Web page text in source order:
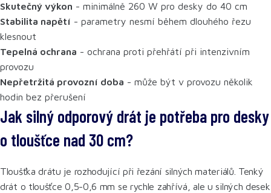
Skutečný výkon - minimálně 260 W pro desky do 40 cm
Stabilita napětí - parametry nesmí během dlouhého řezu
klesnout
Tepelná ochrana - ochrana proti přehřátí při intenzivním
provozu
Nepřetržitá provozní doba - může být v provozu několik
hodin bez přerušení
Jak silný odporový drát je potřeba pro desky
o tloušťce nad 30 cm?
Tloušťka drátu je rozhodující při řezání silných materiálů. Tenký
drát o tloušťce 0,5-0,6 mm se rychle zahřívá, ale u silných desek